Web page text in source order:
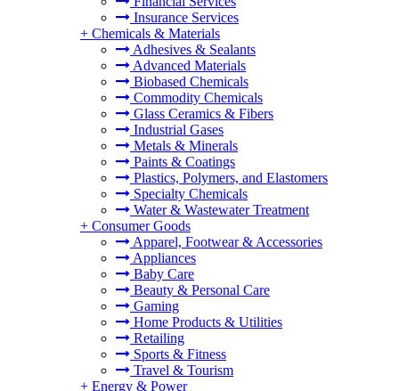
Insurance Services
+ Chemicals & Materials
Adhesives & Sealants
Advanced Materials
Biobased Chemicals
Commodity Chemicals
Glass Ceramics & Fibers
Industrial Gases
Metals & Minerals
Paints & Coatings
Plastics, Polymers, and Elastomers
Specialty Chemicals
Water & Wastewater Treatment
+ Consumer Goods
Apparel, Footwear & Accessories
Appliances
Baby Care
Beauty & Personal Care
Gaming
Home Products & Utilities
Retailing
Sports & Fitness
Travel & Tourism
+ Energy & Power